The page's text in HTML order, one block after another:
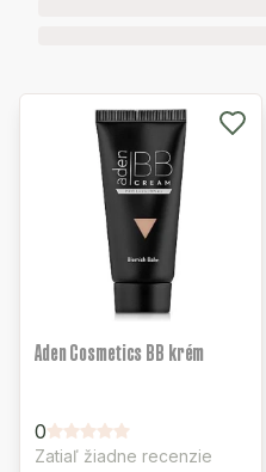
Aden Cosmetics BB krém
0
Zatiaľ žiadne recenzie